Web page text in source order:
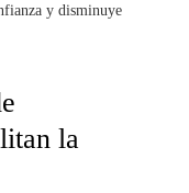
y disminuye
la